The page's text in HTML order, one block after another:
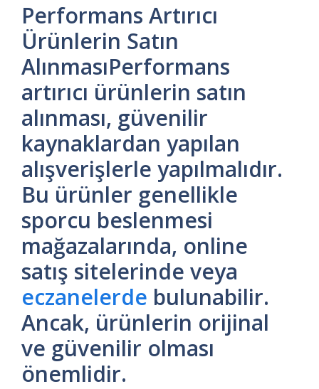
Performans Artırıcı
Ürünlerin Satın
AlınmasıPerformans
artırıcı ürünlerin satın
alınması, güvenilir
kaynaklardan yapılan
alışverişlerle yapılmalıdır.
Bu ürünler genellikle
sporcu beslenmesi
mağazalarında, online
satış sitelerinde veya
eczanelerde bulunabilir.
Ancak, ürünlerin orijinal
ve güvenilir olması
önemlidir.